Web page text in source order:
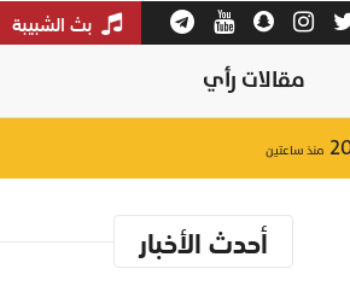
بث الشبيبة
مقالات رأي
منذ ساعتين
أحدث الأخبار